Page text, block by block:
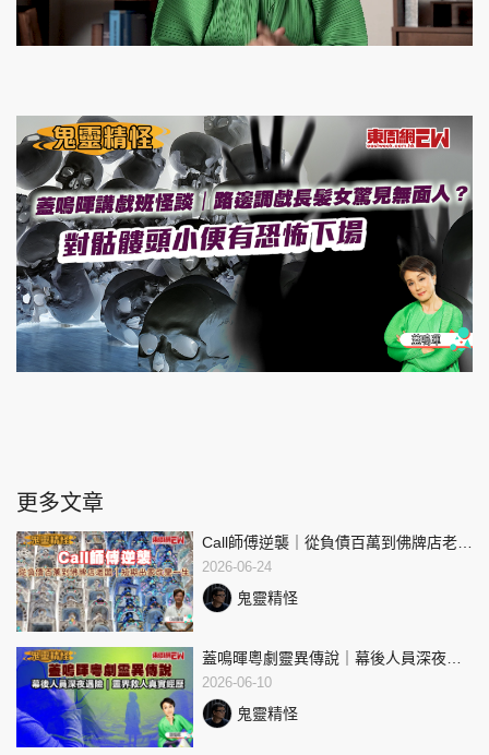
聯絡我們
隱私政策聲明
版權及免責聲明
Copyright © 東周網 版權所有 . 不得轉載
©Eastweek.com.hk. All rights reserved.
U
n
o
5
.
0
5
%
更多文章
Call師傅逆襲｜從負債百萬到佛牌店老闆
｜短期出家改變一生
2026-06-24
鬼靈精怪
蓋鳴暉粵劇靈異傳說｜幕後人員深夜遇
險｜靈界救人真實經歷
2026-06-10
鬼靈精怪